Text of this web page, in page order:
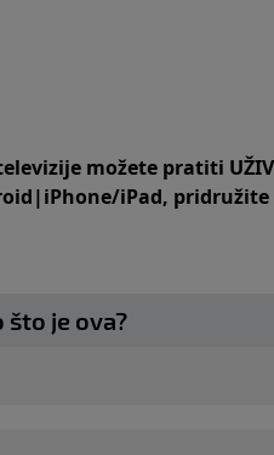
možete pratiti
|iPhone/iPad, pridružite
što je ova?